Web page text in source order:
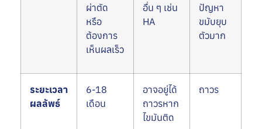
ผ่าตัด
หรือ
ต้องการ
เห็นผลเร็ว
อื่น ๆ เช่น
HA
ปัญหา
ขมับยุบ
ตัวมาก
ระยะเวลา
ผลลัพธ์
6-18
เดือน
อาจอยู่ได้
ถาวรหาก
ไขมันติด
ถาวร